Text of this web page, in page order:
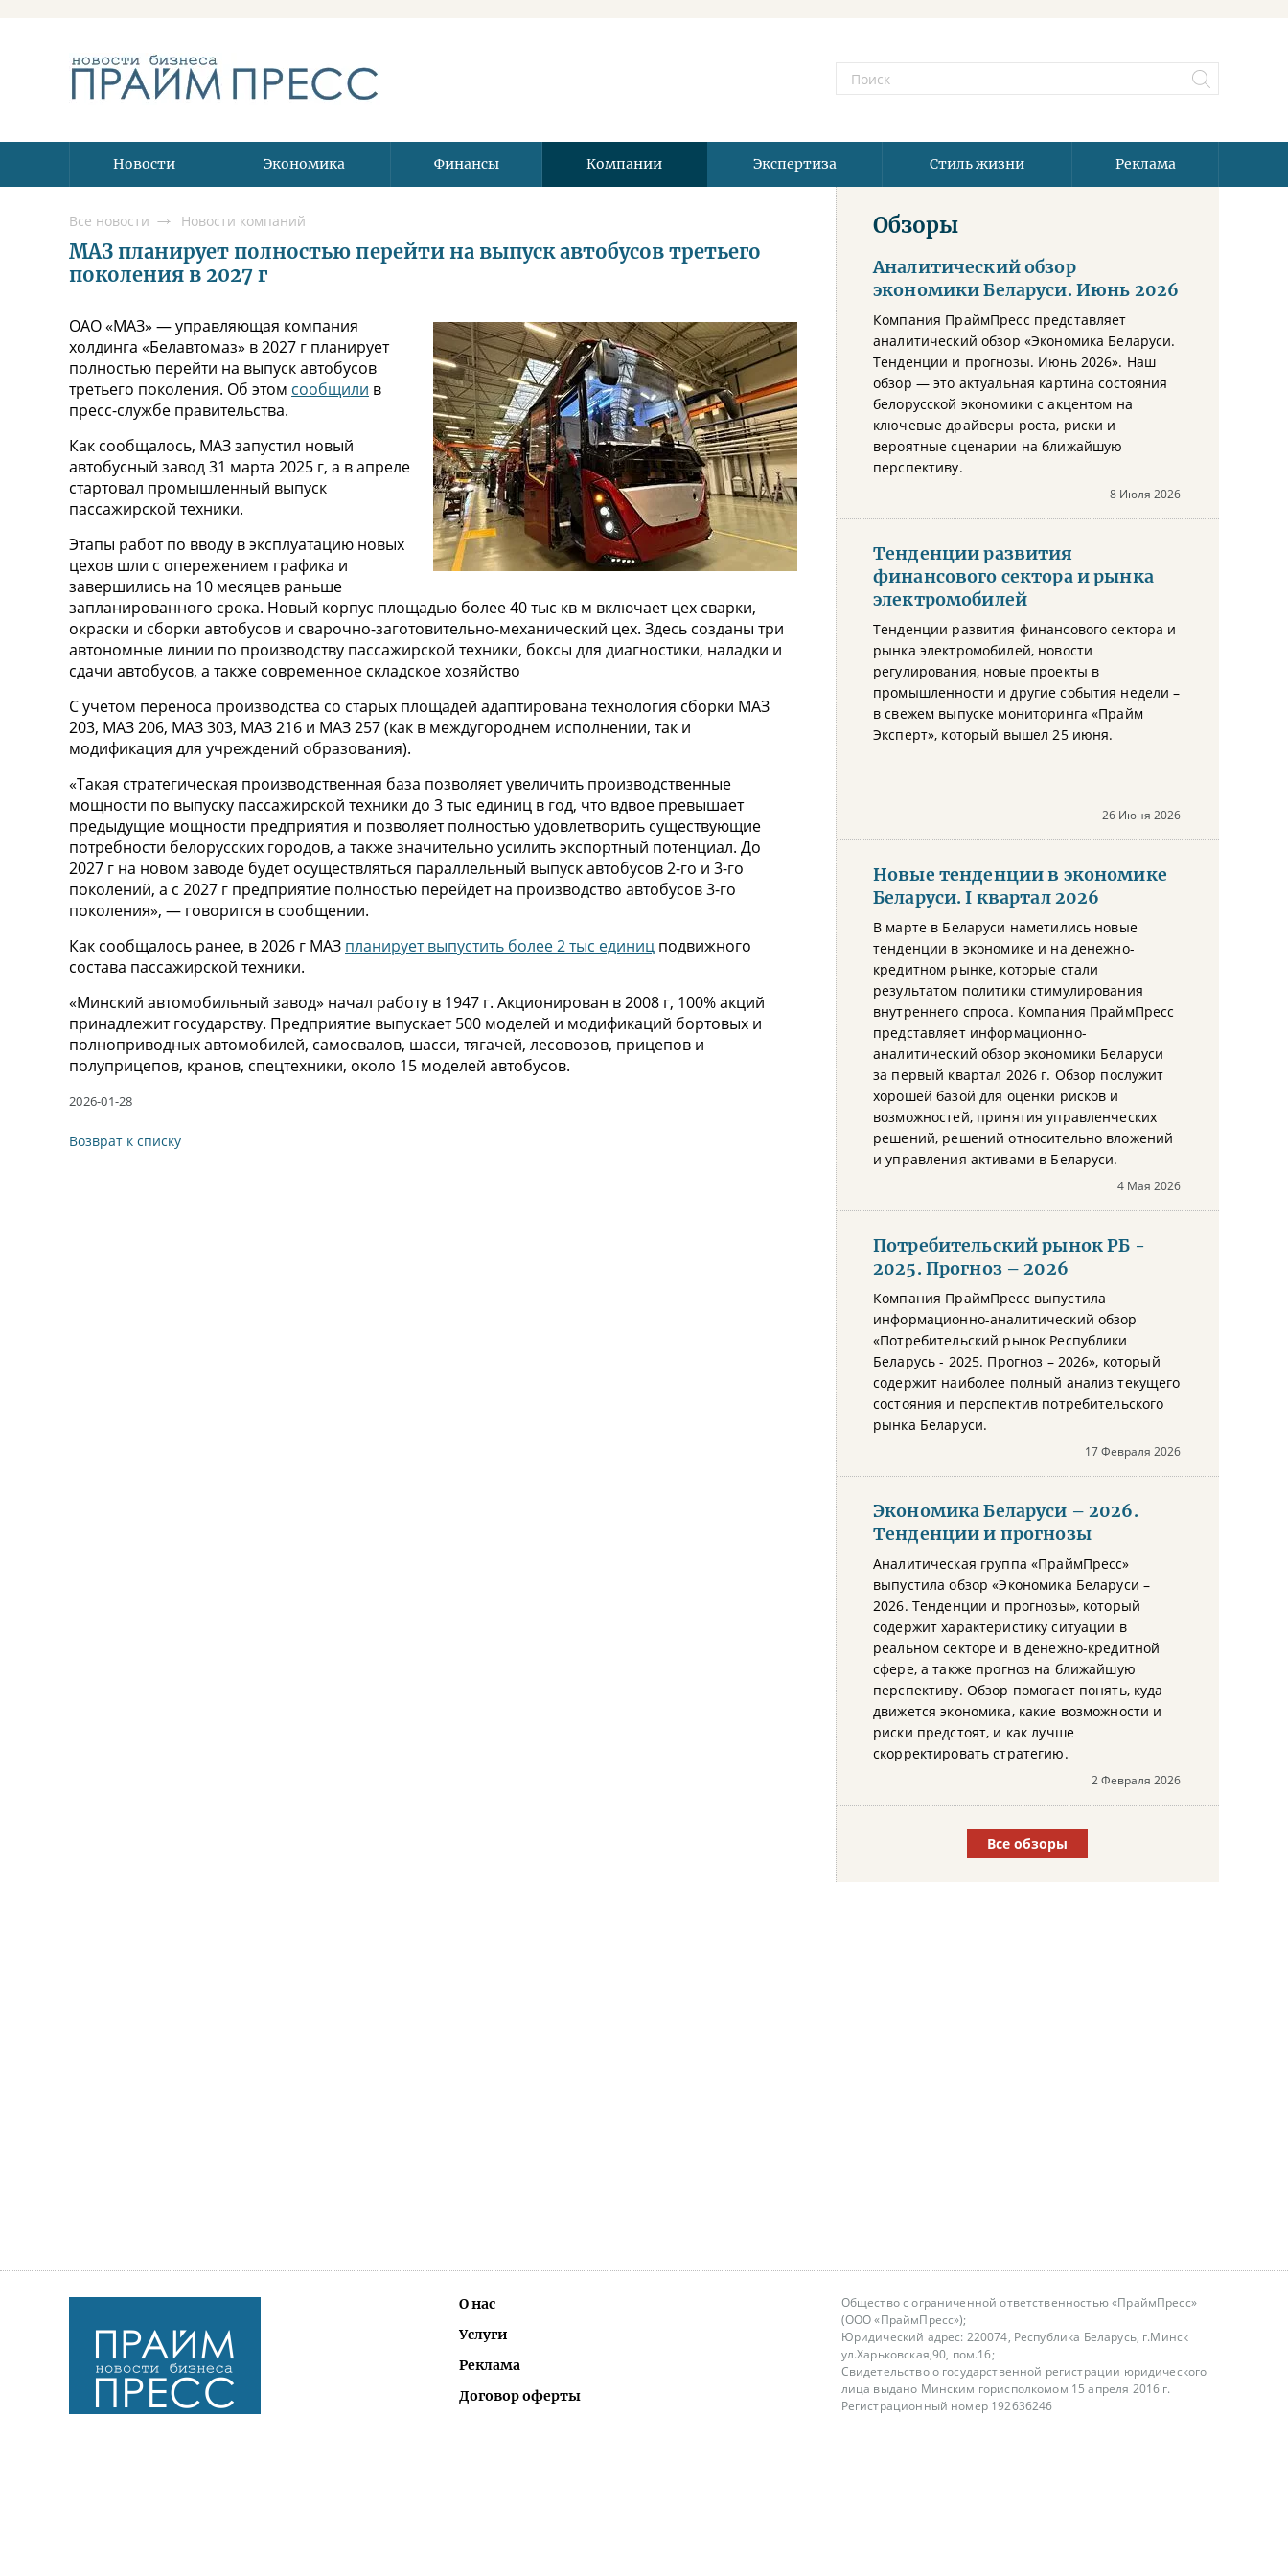
Новости Экономика Финансы Компании Экспертиза Стиль жизни Реклама
Все новости Новости компаний
МАЗ планирует полностью перейти на выпуск автобусов третьего
поколения в 2027 г
ОАО «МАЗ» — управляющая компания
холдинга «Белавтомаз» в 2027 г планирует
полностью перейти на выпуск автобусов
третьего поколения. Об этом сообщили в
пресс-службе правительства.
Как сообщалось, МАЗ запустил новый
автобусный завод 31 марта 2025 г, а в апреле
стартовал промышленный выпуск
пассажирской техники.
Этапы работ по вводу в эксплуатацию новых
цехов шли с опережением графика и
завершились на 10 месяцев раньше
запланированного срока. Новый корпус площадью более 40 тыс кв м включает цех сварки,
окраски и сборки автобусов и сварочно-заготовительно-механический цех. Здесь созданы три
автономные линии по производству пассажирской техники, боксы для диагностики, наладки и
сдачи автобусов, а также современное складское хозяйство
С учетом переноса производства со старых площадей адаптирована технология сборки МАЗ
203, МАЗ 206, МАЗ 303, МАЗ 216 и МАЗ 257 (как в междугороднем исполнении, так и
модификация для учреждений образования).
«Такая стратегическая производственная база позволяет увеличить производственные
мощности по выпуску пассажирской техники до 3 тыс единиц в год, что вдвое превышает
предыдущие мощности предприятия и позволяет полностью удовлетворить существующие
потребности белорусских городов, а также значительно усилить экспортный потенциал. До
2027 г на новом заводе будет осуществляться параллельный выпуск автобусов 2-го и 3-го
поколений, а с 2027 г предприятие полностью перейдет на производство автобусов 3-го
поколения», — говорится в сообщении.
Как сообщалось ранее, в 2026 г МАЗ планирует выпустить более 2 тыс единиц подвижного
состава пассажирской техники.
«Минский автомобильный завод» начал работу в 1947 г. Акционирован в 2008 г, 100% акций
принадлежит государству. Предприятие выпускает 500 моделей и модификаций бортовых и
полноприводных автомобилей, самосвалов, шасси, тягачей, лесовозов, прицепов и
полуприцепов, кранов, спецтехники, около 15 моделей автобусов.
2026-01-28
Возврат к списку
Обзоры
Аналитический обзор
экономики Беларуси. Июнь 2026
Компания ПраймПресс представляет
аналитический обзор «Экономика Беларуси.
Тенденции и прогнозы. Июнь 2026». Наш
обзор — это актуальная картина состояния
белорусской экономики с акцентом на
ключевые драйверы роста, риски и
вероятные сценарии на ближайшую
перспективу.
8 Июля 2026
Тенденции развития
финансового сектора и рынка
электромобилей
Тенденции развития финансового сектора и
рынка электромобилей, новости
регулирования, новые проекты в
промышленности и другие события недели –
в свежем выпуске мониторинга «Прайм
Эксперт», который вышел 25 июня.
26 Июня 2026
Новые тенденции в экономике
Беларуси. I квартал 2026
В марте в Беларуси наметились новые
тенденции в экономике и на денежно-
кредитном рынке, которые стали
результатом политики стимулирования
внутреннего спроса. Компания ПраймПресс
представляет информационно-
аналитический обзор экономики Беларуси
за первый квартал 2026 г. Обзор послужит
хорошей базой для оценки рисков и
возможностей, принятия управленческих
решений, решений относительно вложений
и управления активами в Беларуси.
4 Мая 2026
Потребительский рынок РБ -
2025. Прогноз – 2026
Компания ПраймПресс выпустила
информационно-аналитический обзор
«Потребительский рынок Республики
Беларусь - 2025. Прогноз – 2026», который
содержит наиболее полный анализ текущего
состояния и перспектив потребительского
рынка Беларуси.
17 Февраля 2026
Экономика Беларуси – 2026.
Тенденции и прогнозы
Аналитическая группа «ПраймПресс»
выпустила обзор «Экономика Беларуси –
2026. Тенденции и прогнозы», который
содержит характеристику ситуации в
реальном секторе и в денежно-кредитной
сфере, а также прогноз на ближайшую
перспективу. Обзор помогает понять, куда
движется экономика, какие возможности и
риски предстоят, и как лучше
скорректировать стратегию.
2 Февраля 2026
Все обзоры
О нас
Услуги
Реклама
Договор оферты
Общество с ограниченной ответственностью «ПраймПресс»
(ООО «ПраймПресс»);
Юридический адрес: 220074, Республика Беларусь, г.Минск
ул.Харьковская,90, пом.16;
Свидетельство о государственной регистрации юридического
лица выдано Минским горисполкомом 15 апреля 2016 г.
Регистрационный номер 192636246